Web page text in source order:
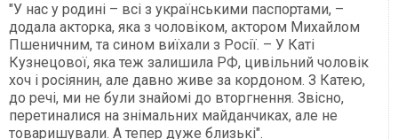
"У нас у родині – всі з українськими паспортами, –
додала акторка, яка з чоловіком, актором Михайлом
Пшеничним, та сином виїхали з Росії. – У Каті
Кузнецової, яка теж залишила РФ, цивільний чоловік
хоч і росіянин, але давно живе за кордоном. З Катею,
до речі, ми не були знайомі до вторгнення. Звісно,
перетиналися на знімальних майданчиках, але не
товаришували. А тепер дуже близькі".